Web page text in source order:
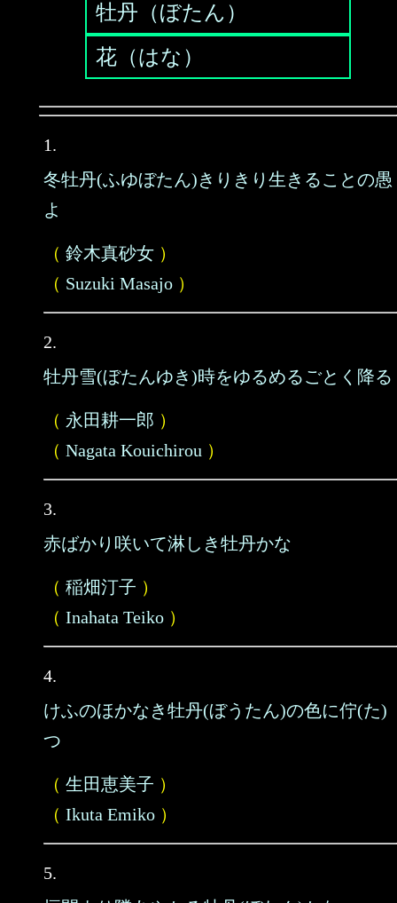
牡丹（ぼたん）
花（はな）
1.
冬牡丹(ふゆぼたん)きりきり生きることの愚
よ
（ 鈴木真砂女 ）
（ Suzuki Masajo ）
2.
牡丹雪(ぼたんゆき)時をゆるめるごとく降る
（ 永田耕一郎 ）
（ Nagata Kouichirou ）
3.
赤ばかり咲いて淋しき牡丹かな
（ 稲畑汀子 ）
（ Inahata Teiko ）
4.
けふのほかなき牡丹(ぼうたん)の色に佇(た)
つ
（ 生田恵美子 ）
（ Ikuta Emiko ）
5.